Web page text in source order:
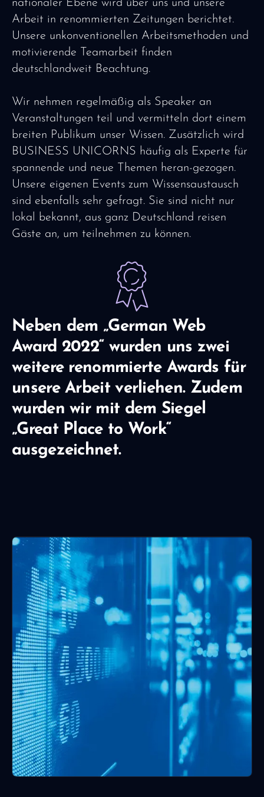
nationaler Ebene wird über uns und unsere
Arbeit in renommierten Zeitungen berichtet.
Unsere unkonventionellen Arbeitsmethoden und
motivierende Teamarbeit finden
deutschlandweit Beachtung.
Wir nehmen regelmäßig als Speaker an
Veranstaltungen teil und vermitteln dort einem
breiten Publikum unser Wissen. Zusätzlich wird
BUSINESS UNICORNS häufig als Experte für
spannende und neue Themen heran-gezogen.
Unsere eigenen Events zum Wissensaustausch
sind ebenfalls sehr gefragt. Sie sind nicht nur
lokal bekannt, aus ganz Deutschland reisen
Gäste an, um teilnehmen zu können.
Neben dem „German Web
Award 2022“ wurden uns zwei
weitere renommierte Awards für
unsere Arbeit verliehen. Zudem
wurden wir mit dem Siegel
„Great Place to Work“
ausgezeichnet.